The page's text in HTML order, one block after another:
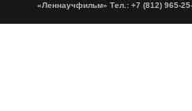
«Леннаучфильм» Тел.: +7 (812) 965-